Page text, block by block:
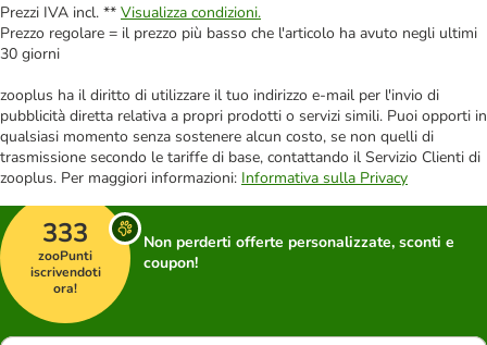
Prezzi IVA incl. ** Visualizza condizioni.
Prezzo regolare = il prezzo più basso che l'articolo ha avuto negli ultimi
30 giorni
zooplus ha il diritto di utilizzare il tuo indirizzo e-mail per l'invio di
pubblicità diretta relativa a propri prodotti o servizi simili. Puoi opporti in
qualsiasi momento senza sostenere alcun costo, se non quelli di
trasmissione secondo le tariffe di base, contattando il Servizio Clienti di
zooplus. Per maggiori informazioni: Informativa sulla Privacy
333
zooPunti
iscrivendoti
ora!
Non perderti offerte personalizzate, sconti e
coupon!